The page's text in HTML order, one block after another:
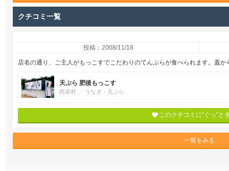
クチコミ一覧
投稿：2008/11/18
店名の通り、ご主人がもっこすでこだわりのてんぷらが食べられます。蓋
天ぷら 肥後もっこす
西原村 うなぎ・天ぷら
このクチコミに“ぐっ”と
一覧をみる